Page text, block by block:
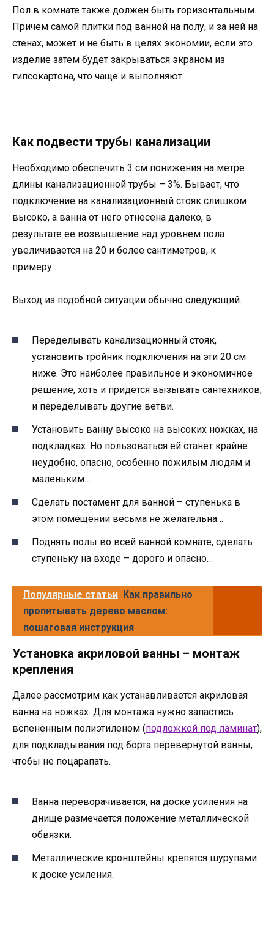
Пол в комнате также должен быть горизонтальным.
Причем самой плитки под ванной на полу, и за ней на
стенах, может и не быть в целях экономии, если это
изделие затем будет закрываться экраном из
гипсокартона, что чаще и выполняют.
Как подвести трубы канализации
Необходимо обеспечить 3 см понижения на метре
длины канализационной трубы – 3%. Бывает, что
подключение на канализационный стояк слишком
высоко, а ванна от него отнесена далеко, в
результате ее возвышение над уровнем пола
увеличивается на 20 и более сантиметров, к
примеру…
Выход из подобной ситуации обычно следующий.
Переделывать канализационный стояк,
установить тройник подключения на эти 20 см
ниже. Это наиболее правильное и экономичное
решение, хоть и придется вызывать сантехников,
и переделывать другие ветви.
Установить ванну высоко на высоких ножках, на
подкладках. Но пользоваться ей станет крайне
неудобно, опасно, особенно пожилым людям и
маленьким…
Сделать постамент для ванной – ступенька в
этом помещении весьма не желательна…
Поднять полы во всей ванной комнате, сделать
ступеньку на входе – дорого и опасно…
Популярные статьи Как правильно
пропитывать дерево маслом:
пошаговая инструкция
Установка акриловой ванны – монтаж
крепления
Далее рассмотрим как устанавливается акриловая
ванна на ножках. Для монтажа нужно запастись
вспененным полиэтиленом (подложкой под ламинат),
для подкладывания под борта перевернутой ванны,
чтобы не поцарапать.
Ванна переворачивается, на доске усиления на
днище размечается положение металлической
обвязки.
Металлические кронштейны крепятся шурупами
к доске усиления.